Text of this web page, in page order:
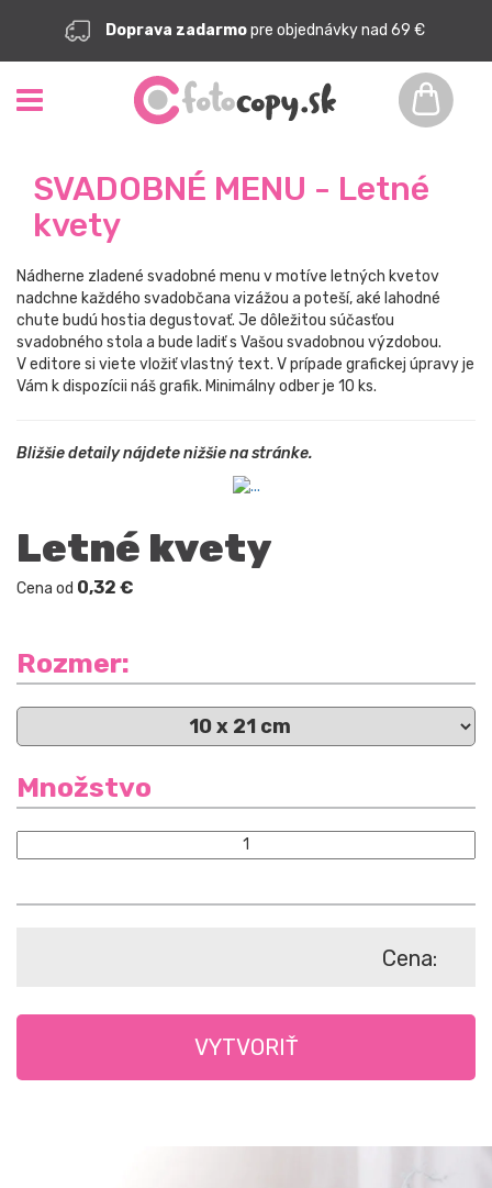
Doprava zadarmopre objednávky nad 69 €
SVADOBNÉ MENU - Letné
kvety
Nádherne zladené svadobné menu v motíve letných kvetov
nadchne každého svadobčana vizážou a poteší, aké lahodné
chute budú hostia degustovať. Je dôležitou súčasťou
svadobného stola a bude ladiť s Vašou svadobnou výzdobou.
V editore si viete vložiť vlastný text. V prípade grafickej úpravy je
Vám k dispozícii náš grafik. Minimálny odber je 10 ks.
Bližšie detaily nájdete nižšie na stránke.
Letné kvety
Cena od 0,32 €
Rozmer:
Množstvo
Cena
VYTVORIŤ